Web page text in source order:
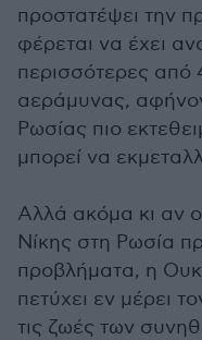
προστατέψει την
φέρεται να έχει
περισσότερες από
αεράμυνας,
Ρωσίας πιο
μπορεί να
Αλλά ακόμα κι αν
Νίκης στη Ρωσία
προβλήματα, η
πετύχει εν μέρει
τις ζωές των